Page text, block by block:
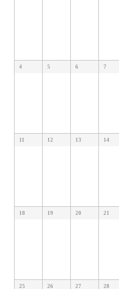
4 5 6 7
11 12 13 14
18 19 20 21
25 26 27 28